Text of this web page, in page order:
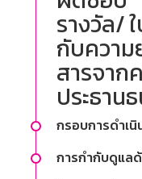
รางวัล/
กับความ
สารจาก
ประธาน
กรอบการดำเ
การกำกับดูแล